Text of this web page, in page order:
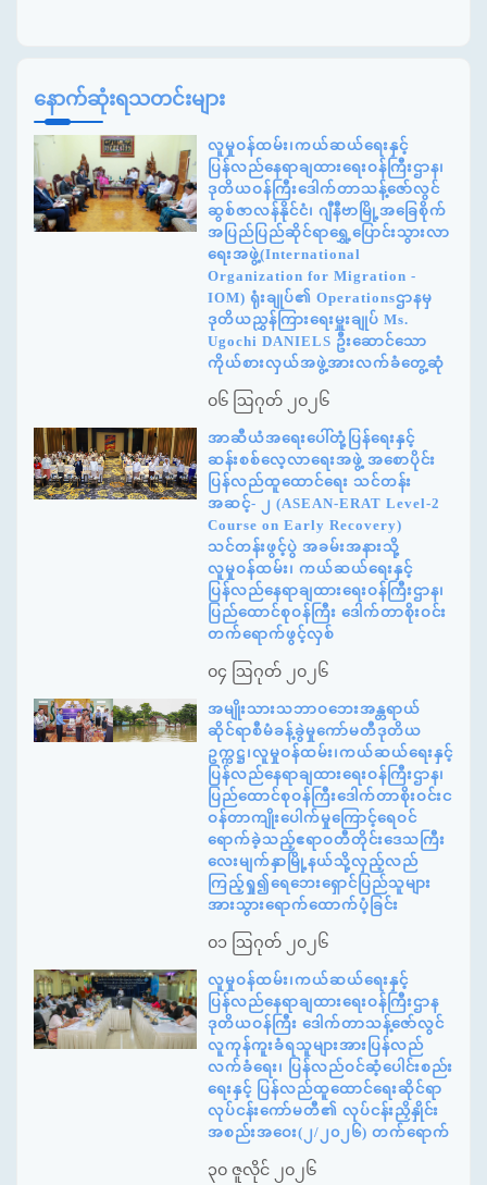
နောက်ဆုံးရသတင်းများ
လူမှုဝန်ထမ်း၊ကယ်ဆယ်ရေးနှင့်
ပြန်လည်နေရာချထားရေးဝန်ကြီးဌာန၊
ဒုတိယဝန်ကြီးဒေါက်တာသန့်ဇော်လွင်
ဆွစ်ဇာလန်နိုင်ငံ၊ ဂျီနီဗာမြို့အခြေစိုက်
အပြည်ပြည်ဆိုင်ရာရွှေ့ပြောင်းသွားလာ
ရေးအဖွဲ့(International
Organization for Migration -
IOM) ရုံးချုပ်၏ Operationsဌာနမှ
ဒုတိယညွှန်ကြားရေးမှူးချုပ် Ms.
Ugochi DANIELS ဦးဆောင်သော
ကိုယ်စားလှယ်အဖွဲ့အားလက်ခံတွေ့ဆုံ
၀၆ ဩဂုတ် ၂၀၂၆
အာဆီယံအရေးပေါ်တုံ့ပြန်ရေးနှင့်
ဆန်းစစ်လေ့လာရေးအဖွဲ့ အစောပိုင်း
ပြန်လည်ထူထောင်ရေး သင်တန်း
အဆင့်- ၂ (ASEAN-ERAT Level-2
Course on Early Recovery)
သင်တန်းဖွင့်ပွဲ အခမ်းအနားသို့
လူမှုဝန်ထမ်း၊ ကယ်ဆယ်ရေးနှင့်
ပြန်လည်နေရာချထားရေးဝန်ကြီးဌာန၊
ပြည်ထောင်စုဝန်ကြီး ဒေါက်တာစိုးဝင်း
တက်ရောက်ဖွင့်လှစ်
၀၄ ဩဂုတ် ၂၀၂၆
အမျိုးသားသဘာဝဘေးအန္တရာယ်
ဆိုင်ရာစီမံခန့်ခွဲမှုကော်မတီဒုတိယ
ဥက္ကဋ္ဌ၊လူမှုဝန်ထမ်း၊ကယ်ဆယ်ရေးနှင့်
ပြန်လည်နေရာချထားရေးဝန်ကြီးဌာန၊
ပြည်ထောင်စုဝန်ကြီးဒေါက်တာစိုးဝင်းင
ဝန်တာကျိုးပေါက်မှုကြောင့်ရေဝင်
ရောက်ခဲ့သည့်ဧရာဝတီတိုင်းဒေသကြီး
လေးမျက်နှာမြို့နယ်သို့လှည့်လည်
ကြည့်ရှု၍ရေဘေးရှောင်ပြည်သူများ
အားသွားရောက်ထောက်ပံ့ခြင်း
၀၁ ဩဂုတ် ၂၀၂၆
လူမှုဝန်ထမ်း၊ကယ်ဆယ်ရေးနှင့်
ပြန်လည်နေရာချထားရေးဝန်ကြီးဌာန
ဒုတိယဝန်ကြီး ဒေါက်တာသန့်ဇော်လွင်
လူကုန်ကူးခံရသူများအားပြန်လည်
လက်ခံရေး၊ ပြန်လည်ဝင်ဆံ့ပေါင်းစည်း
ရေးနှင့် ပြန်လည်ထူထောင်ရေးဆိုင်ရာ
လုပ်ငန်းကော်မတီ၏ လုပ်ငန်းညှိနှိုင်း
အစည်းအဝေး(၂/၂၀၂၆) တက်ရောက်
၃၀ ဇူလိုင် ၂၀၂၆